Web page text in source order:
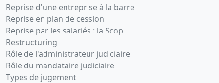
Reprise d'une entreprise à la barre
Reprise en plan de cession
Reprise par les salariés : la Scop
Restructuring
Rôle de l'administrateur judiciaire
Rôle du mandataire judiciaire
Types de jugement